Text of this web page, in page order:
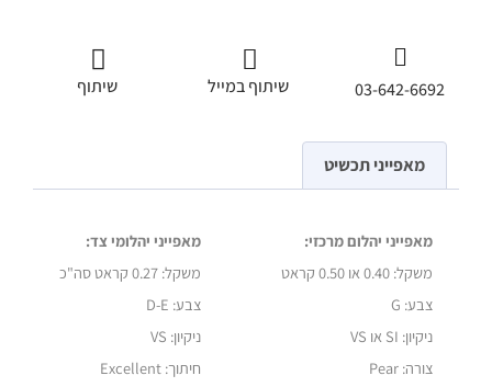
03-642-6692 שיתוף במייל שיתוף
מאפייני תכשיט
מאפייני יהלום מרכזי:
מאפייני יהלומי צד:
משקל: 0.40 או 0.50 קראט משקל: 0.27 קראט סה"כ
צבע: G
צבע: D-E
ניקיון: SI או VS
ניקיון: VS
צורה: Pear
חיתוך: Excellent